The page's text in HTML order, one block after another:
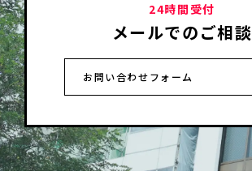
24時間受付
メールでのご相談
お問い合わせフォーム